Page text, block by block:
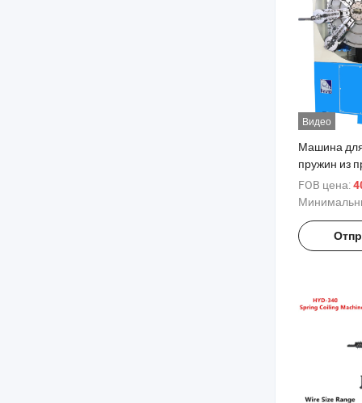
Видео
Машина
пружин из
осей
FOB цена: